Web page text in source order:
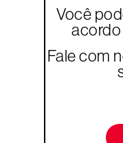
Você
acordo
Fale com